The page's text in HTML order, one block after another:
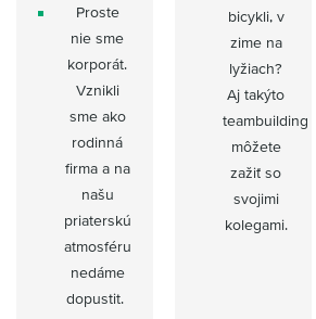
Proste
nie sme
korporát.
Vznikli
sme ako
rodinná
firma a na
našu
priaterskú
atmosféru
nedáme
dopustit.
bicykli, v
zime na
lyžiach?
Aj takýto
teambuilding
môžete
zažiť so
svojimi
kolegami.